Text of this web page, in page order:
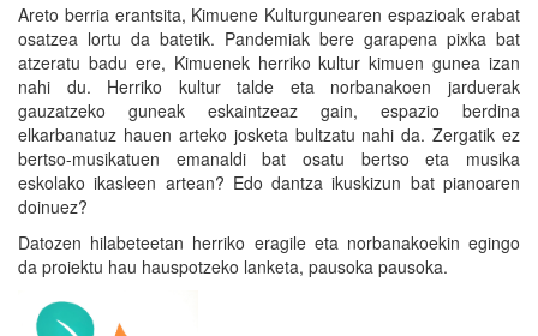
Areto berria erantsita, Kimuene Kulturgunearen espazioak erabat
osatzea lortu da batetik. Pandemiak bere garapena pixka bat
atzeratu badu ere, Kimuenek herriko kultur kimuen gunea izan
nahi du. Herriko kultur talde eta norbanakoen jarduerak
gauzatzeko guneak eskaintzeaz gain, espazio berdina
elkarbanatuz hauen arteko josketa bultzatu nahi da. Zergatik ez
bertso-musikatuen emanaldi bat osatu bertso eta musika
eskolako ikasleen artean? Edo dantza ikuskizun bat pianoaren
doinuez?
Datozen hilabeteetan herriko eragile eta norbanakoekin egingo
da proiektu hau hauspotzeko lanketa, pausoka pausoka.